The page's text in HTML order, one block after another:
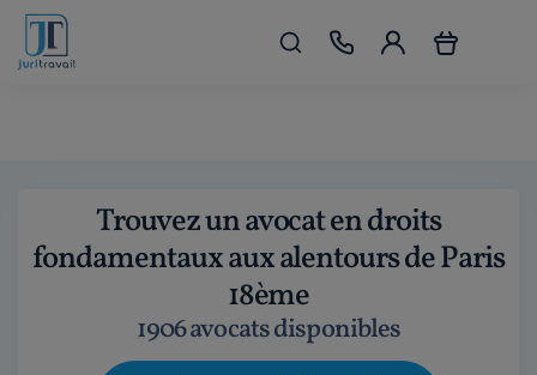
Trouvez un avocat en droits
fondamentaux aux alentours de Paris
18ème
1906 avocats disponibles